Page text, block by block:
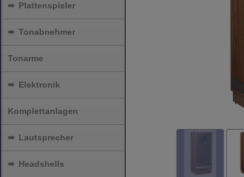
➨ Plattenspieler
➨ Tonabnehmer
Tonarme
➨ Elektronik
Komplettanlagen
➨ Lautsprecher
➨ Headshells